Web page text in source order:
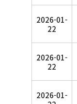
2026-01-
22
2026-01-
22
2026-01-